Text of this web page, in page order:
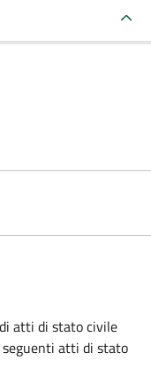
seguenti atti di stato